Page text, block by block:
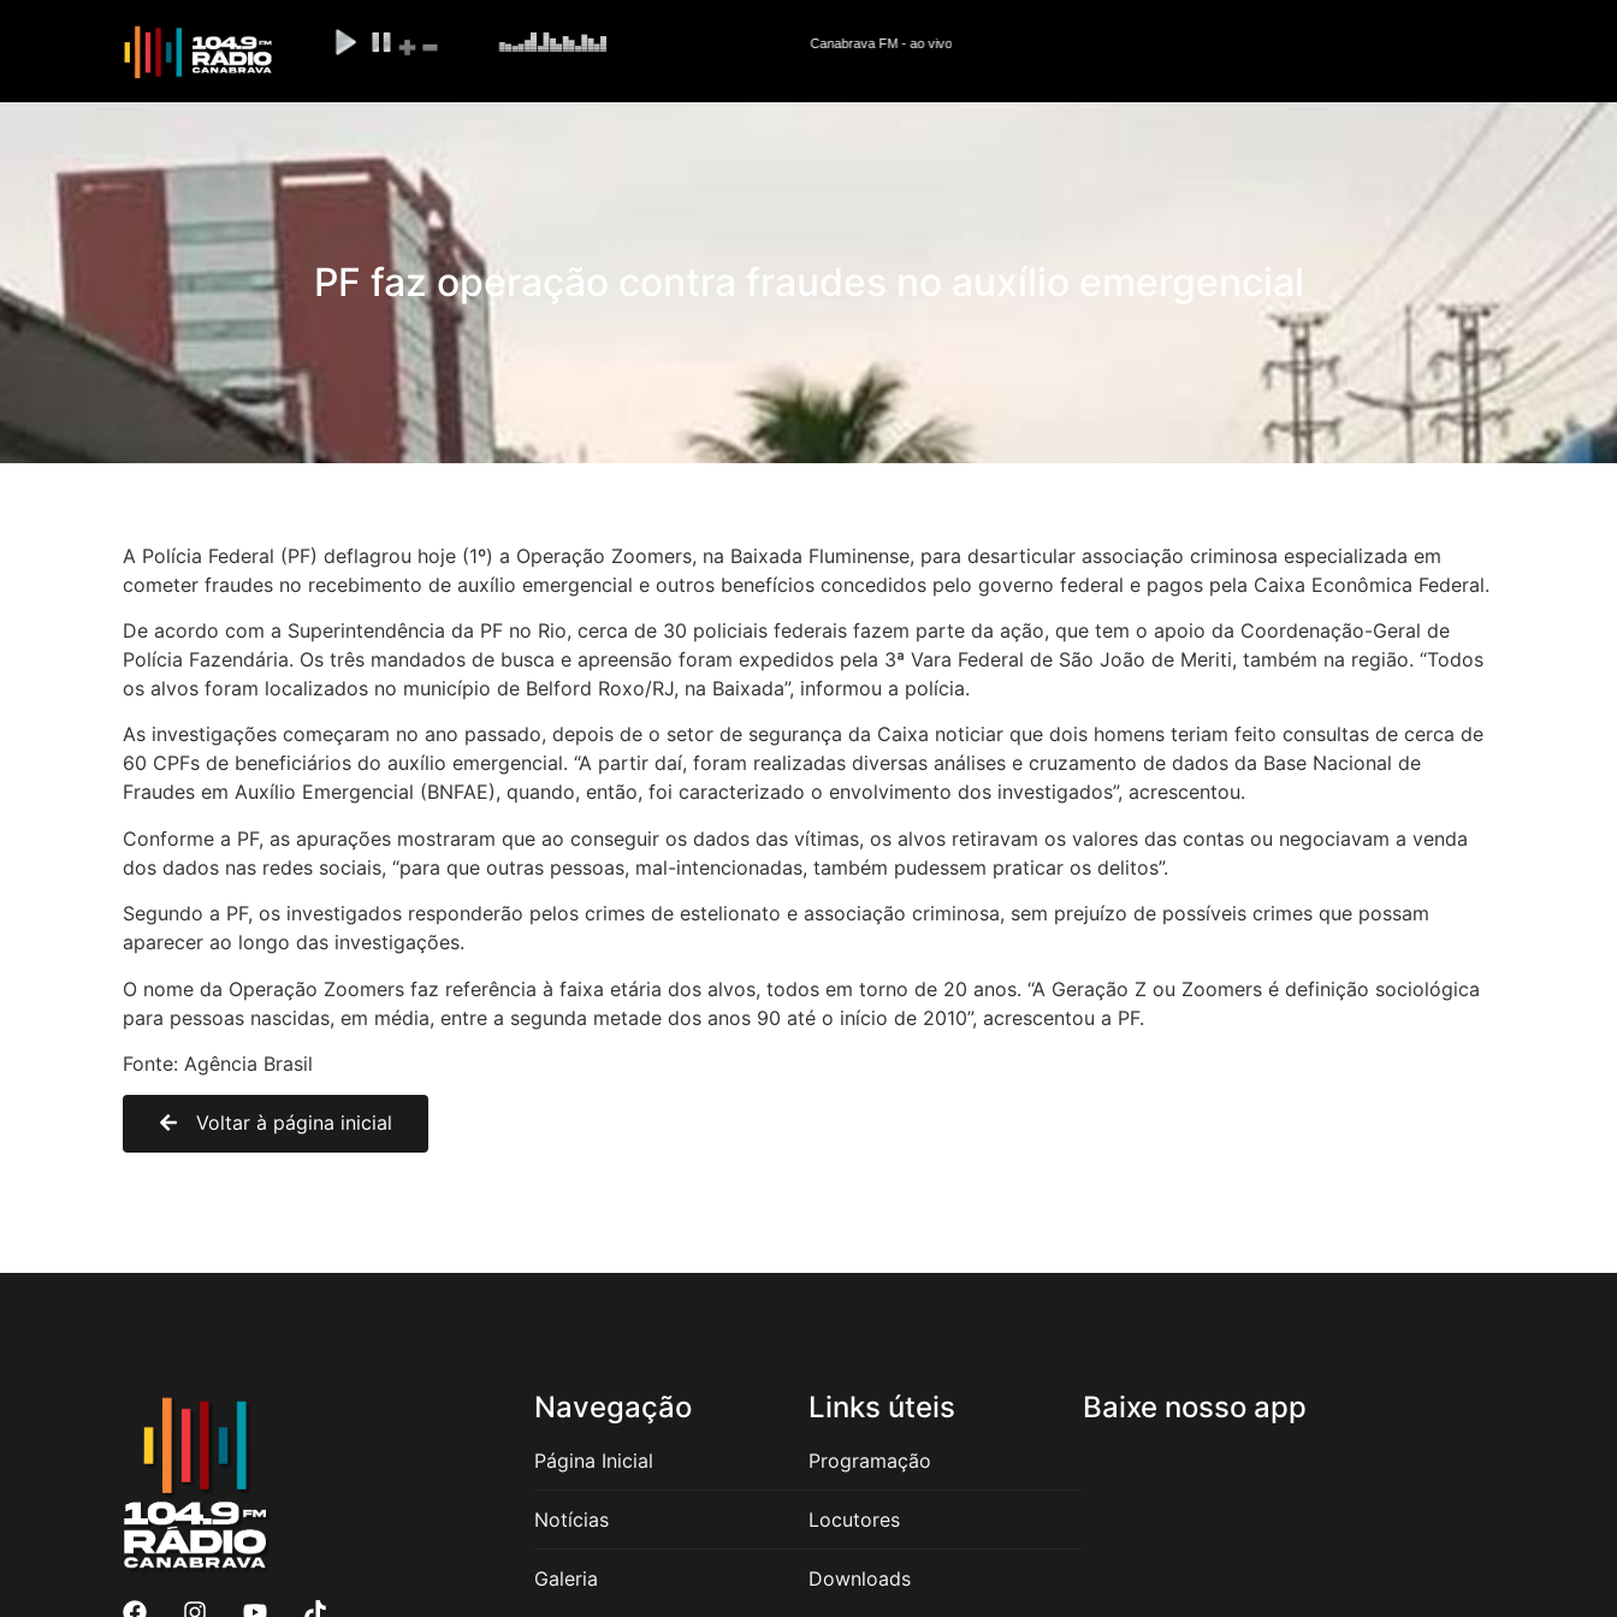
PF faz operação contra fraudes no auxílio emergencial
A Polícia Federal (PF) deflagrou hoje (1º) a Operação Zoomers, na Baixada Fluminense, para desarticular associação criminosa especializada em
cometer fraudes no recebimento de auxílio emergencial e outros benefícios concedidos pelo governo federal e pagos pela Caixa Econômica Federal.
De acordo com a Superintendência da PF no Rio, cerca de 30 policiais federais fazem parte da ação, que tem o apoio da Coordenação-Geral de
Polícia Fazendária. Os três mandados de busca e apreensão foram expedidos pela 3ª Vara Federal de São João de Meriti, também na região. “Todos
os alvos foram localizados no município de Belford Roxo/RJ, na Baixada”, informou a polícia.
As investigações começaram no ano passado, depois de o setor de segurança da Caixa noticiar que dois homens teriam feito consultas de cerca de
60 CPFs de beneficiários do auxílio emergencial. “A partir daí, foram realizadas diversas análises e cruzamento de dados da Base Nacional de
Fraudes em Auxílio Emergencial (BNFAE), quando, então, foi caracterizado o envolvimento dos investigados”, acrescentou.
Conforme a PF, as apurações mostraram que ao conseguir os dados das vítimas, os alvos retiravam os valores das contas ou negociavam a venda
dos dados nas redes sociais, “para que outras pessoas, mal-intencionadas, também pudessem praticar os delitos”.
Segundo a PF, os investigados responderão pelos crimes de estelionato e associação criminosa, sem prejuízo de possíveis crimes que possam
aparecer ao longo das investigações.
O nome da Operação Zoomers faz referência à faixa etária dos alvos, todos em torno de 20 anos. “A Geração Z ou Zoomers é definição sociológica
para pessoas nascidas, em média, entre a segunda metade dos anos 90 até o início de 2010”, acrescentou a PF.
Fonte: Agência Brasil
Voltar à página inicial
Navegação
Página Inicial
Notícias
Galeria
Links úteis
Programação
Locutores
Downloads
Baixe nosso app